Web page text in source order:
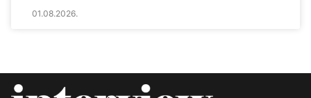
01.08.2026.